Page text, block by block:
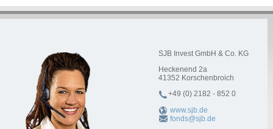
SJB Invest GmbH & Co. KG
Heckenend 2a
41352 Korschenbroich
+49 (0) 2182 - 852 0
www.sjb.de
fonds@sjb.de